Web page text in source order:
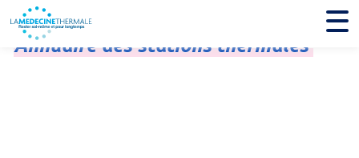
Annuairedesstationsthermales